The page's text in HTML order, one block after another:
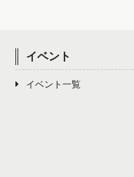
イベント
イベント一覧